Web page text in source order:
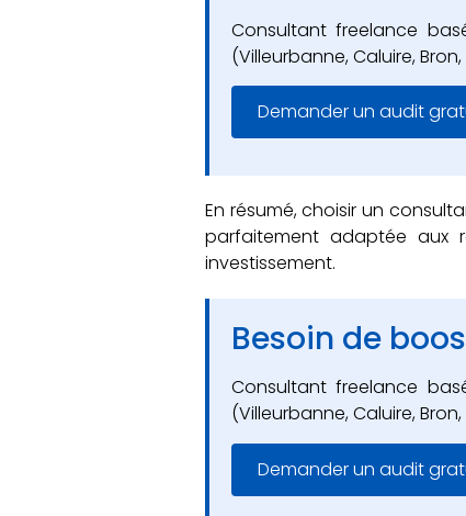
Consultant freelance
(Villeurbanne, Caluire,
Demander un audit
En résumé, choisir un
parfaitement adaptée aux
investissement.
Besoin de
Consultant freelance
(Villeurbanne, Caluire,
Demander un audit